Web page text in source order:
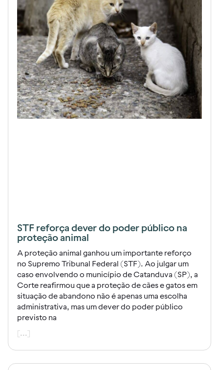
STF reforça dever do poder público na
proteção animal
A proteção animal ganhou um importante reforço
no Supremo Tribunal Federal (STF). Ao julgar um
caso envolvendo o município de Catanduva (SP), a
Corte reafirmou que a proteção de cães e gatos em
situação de abandono não é apenas uma escolha
administrativa, mas um dever do poder público
previsto na
[...]